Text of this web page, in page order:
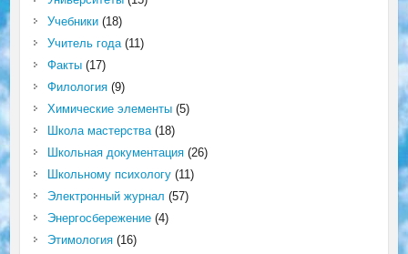
Учебники(18)
Учитель года(11)
Факты(17)
Филология(9)
Химические элементы(5)
Школа мастерства(18)
Школьная документация(26)
Школьному психологу(11)
Электронный журнал (57)
Энергосбережение(4)
Этимология(16)